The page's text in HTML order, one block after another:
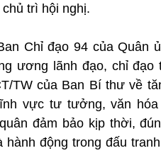
trì hội nghị.
Chỉ đạo 94 của Quân
ương lãnh đạo, chỉ
TW của Ban Bí thư về
vực tư tưởng, văn
đảm bảo kịp thời,
động trong đấu